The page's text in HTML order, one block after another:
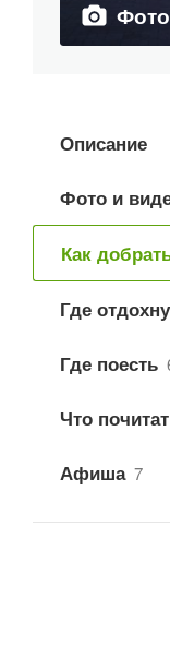
Описание
Фото и
Как
Где
Где поесть
Что
Афиша 7